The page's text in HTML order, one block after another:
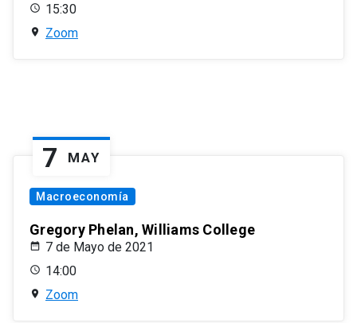
15:30
Zoom
7 MAY
Macroeconomía
Gregory Phelan, Williams College
7 de Mayo de 2021
14:00
Zoom